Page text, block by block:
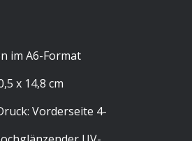
im A6-Format
x 14,8 cm
Vorderseite 4-